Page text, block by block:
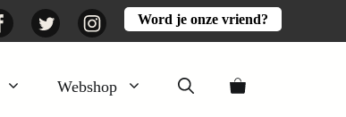
FacebookTwitter InstagramWord je onze vriend?
Webshop